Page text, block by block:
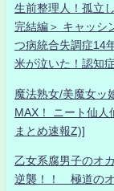
生前整理人！孤立
完結編＞ キャッシ
つ病統合失調症14
米が泣いた！認知
魔法熟女/美魔女ッ
MAX！ ニート仙人
まとめ速報Z)]
乙女系腐男子のオ
逆襲！！ 極道のオ